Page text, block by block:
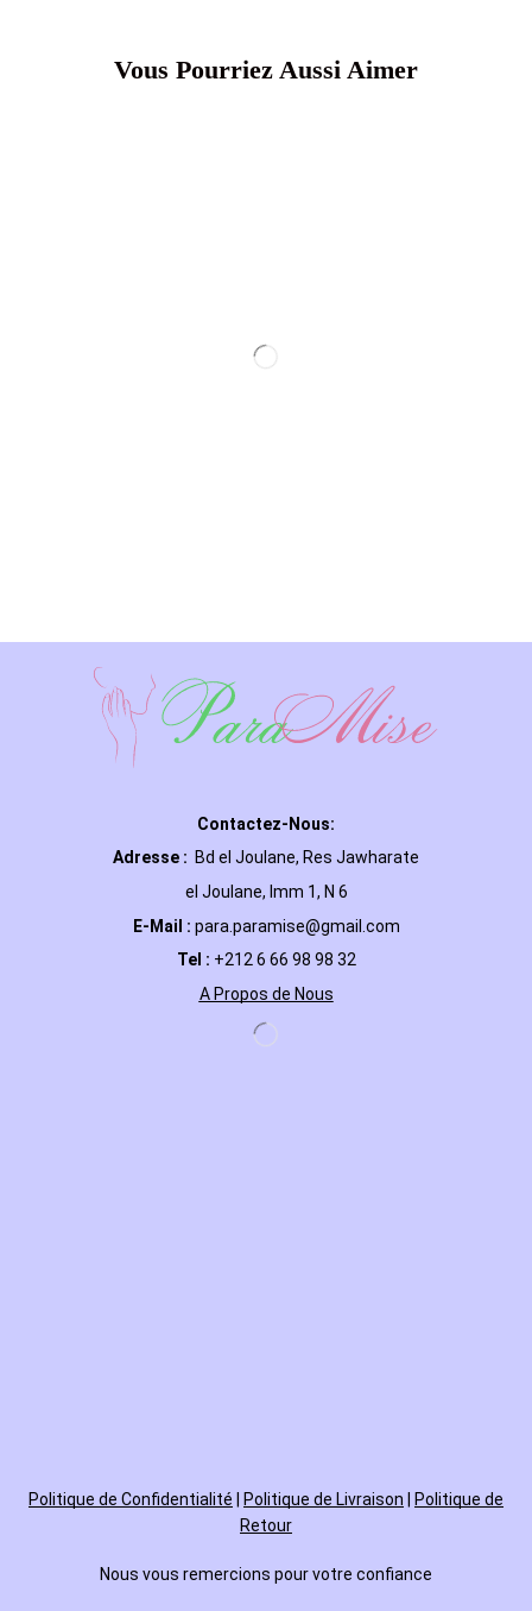
Vous Pourriez Aussi Aimer
Contactez-Nous:
Adresse : Bd el Joulane, Res Jawharate
el Joulane, Imm 1, N 6
E-Mail : para.paramise@gmail.com
Tel : +212 6 66 98 98 32
A Propos de Nous
Politique de Confidentialité Politique de Livraison
Politique de
Retour
Nous vous remercions pour votre confiance